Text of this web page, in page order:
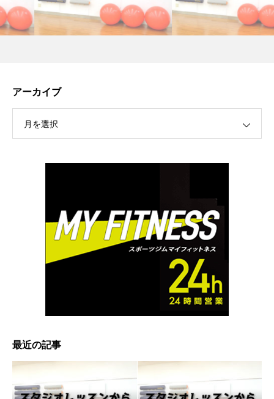
アーカイブ
月を選択
最近の記事